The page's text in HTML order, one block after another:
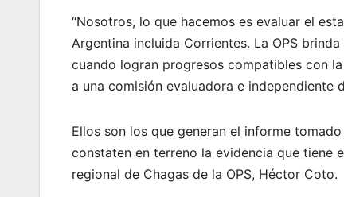
“Nosotros, lo que hacemos es evaluar el
Argentina incluida Corrientes. La OPS
cuando logran progresos compatibles con
a una comisión evaluadora e independiente
Ellos son los que generan el informe
constaten en terreno la evidencia que tiene
regional de Chagas de la OPS, Héctor Coto.